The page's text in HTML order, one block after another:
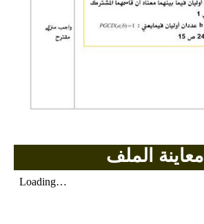
بحوث في مجالات اخرى
معاينة الملف